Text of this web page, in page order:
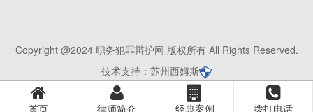
Copyright @2024 职务犯罪辩护网 版权所有 All Rights Reserved.
技术支持： 苏州西姆斯
首页 律师简介 经典案例 拨打电话